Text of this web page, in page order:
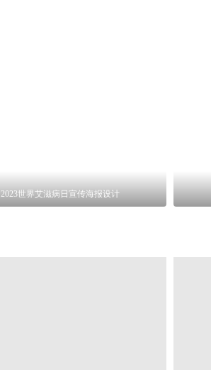
2023世界艾滋病日宣传海报设计